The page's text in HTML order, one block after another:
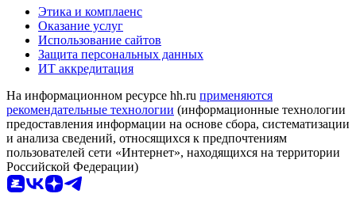
Этика и комплаенс
Оказание услуг
Использование сайтов
Защита персональных данных
ИТ аккредитация
На информационном ресурсе hh.ru применяются
рекомендательные технологии (информационные технологии
предоставления информации на основе сбора, систематизации
и анализа сведений, относящихся к предпочтениям
пользователей сети «Интернет», находящихся на территории
Российской Федерации)